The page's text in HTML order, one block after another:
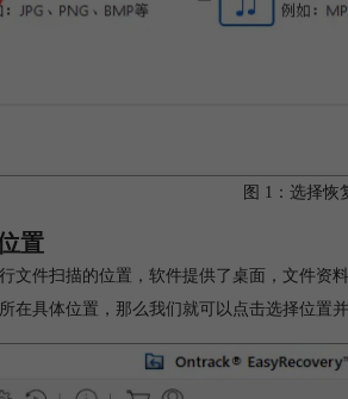
图 1：选择恢
置
文件扫描的位置，软件提供了桌面，文件
在具体位置，那么我们就可以点击选择位置